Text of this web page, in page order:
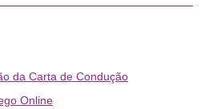
da Carta de Condução
Online